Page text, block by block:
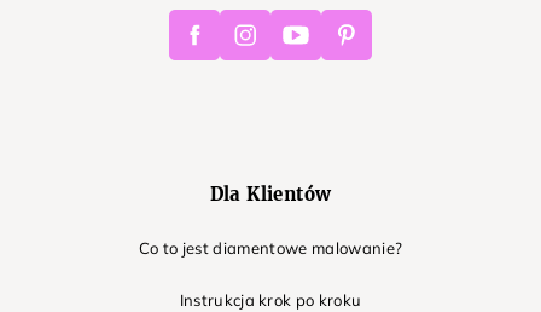
FacebookInstagramYoutube Pinterest
Dla Klientów
Co to jest diamentowe malowanie?
Instrukcja krok po kroku